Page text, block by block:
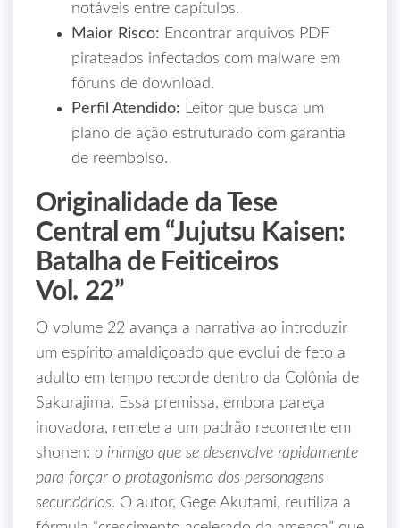
notáveis entre capítulos.
Maior Risco: Encontrar arquivos PDF
pirateados infectados com malware em
fóruns de download.
Perfil Atendido: Leitor que busca um
plano de ação estruturado com garantia
de reembolso.
Originalidade da Tese
Central em “Jujutsu Kaisen:
Batalha de Feiticeiros
Vol. 22”
O volume 22 avança a narrativa ao introduzir
um espírito amaldiçoado que evolui de feto a
adulto em tempo recorde dentro da Colônia de
Sakurajima. Essa premissa, embora pareça
inovadora, remete a um padrão recorrente em
shonen: o inimigo que se desenvolve rapidamente
para forçar o protagonismo dos personagens
secundários. O autor, Gege Akutami, reutiliza a